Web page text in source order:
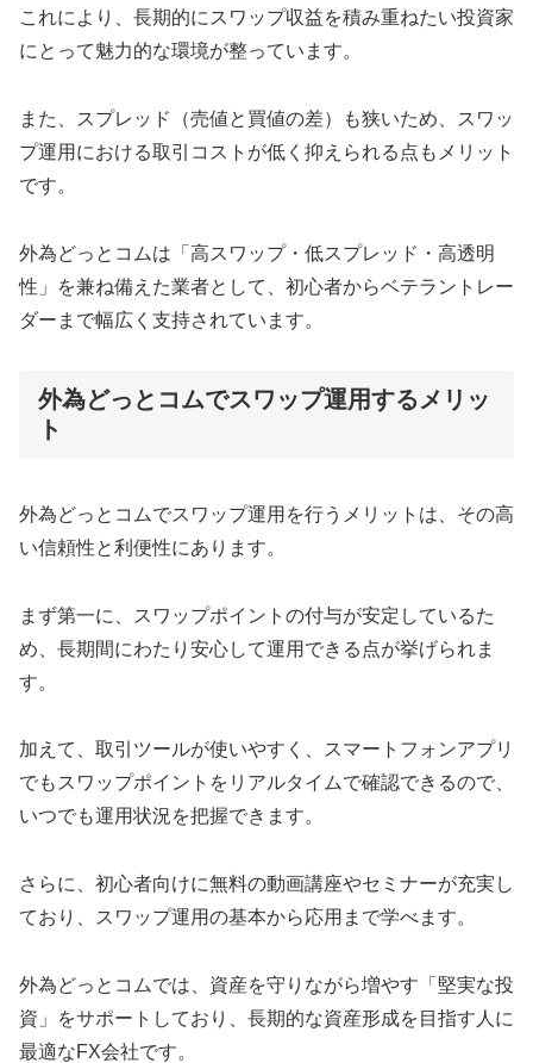
これにより、長期的にスワップ収益を積み重ねたい投資家
にとって魅力的な環境が整っています。
また、スプレッド（売値と買値の差）も狭いため、スワッ
プ運用における取引コストが低く抑えられる点もメリット
です。
外為どっとコムは「高スワップ・低スプレッド・高透明
性」を兼ね備えた業者として、初心者からベテラントレー
ダーまで幅広く支持されています。
外為どっとコムでスワップ運用するメリッ
ト
外為どっとコムでスワップ運用を行うメリットは、その高
い信頼性と利便性にあります。
まず第一に、スワップポイントの付与が安定しているた
め、長期間にわたり安心して運用できる点が挙げられま
す。
加えて、取引ツールが使いやすく、スマートフォンアプリ
でもスワップポイントをリアルタイムで確認できるので、
いつでも運用状況を把握できます。
さらに、初心者向けに無料の動画講座やセミナーが充実し
ており、スワップ運用の基本から応用まで学べます。
外為どっとコムでは、資産を守りながら増やす「堅実な投
資」をサポートしており、長期的な資産形成を目指す人に
最適なFX会社です。